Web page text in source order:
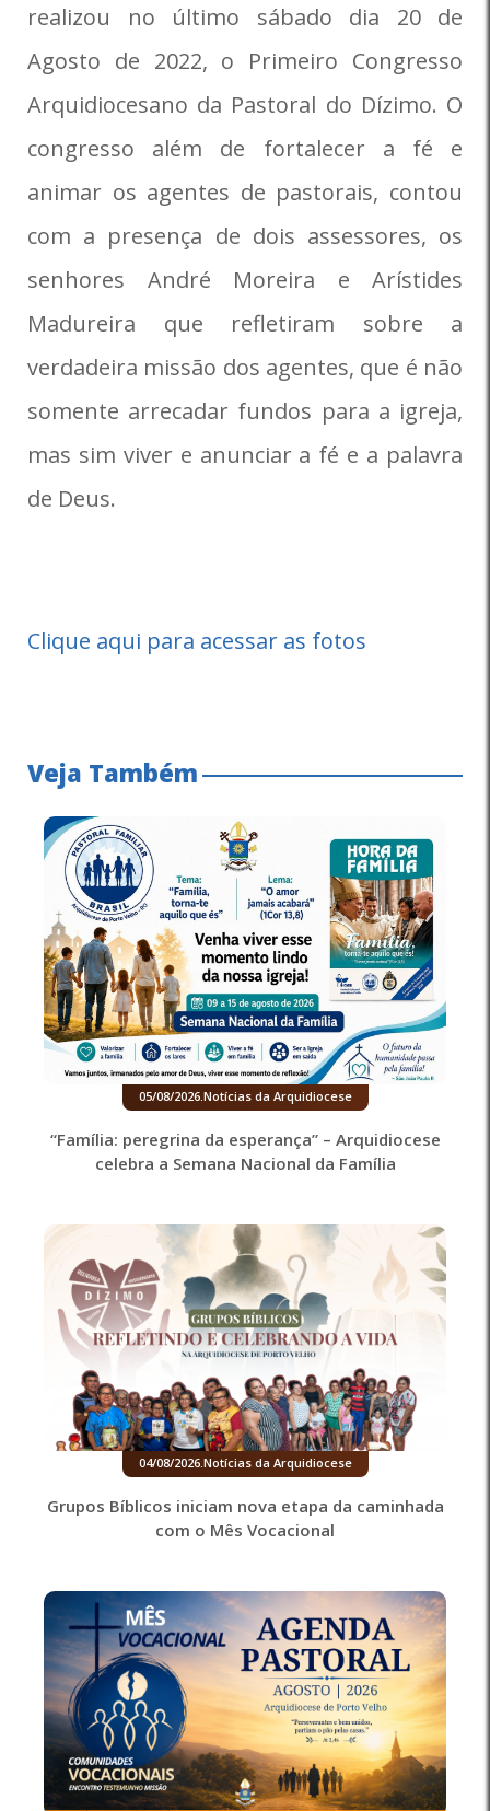
realizou no último sábado dia 20 de
Agosto de 2022, o Primeiro Congresso
Arquidiocesano da Pastoral do Dízimo. O
congresso além de fortalecer a fé e
animar os agentes de pastorais, contou
com a presença de dois assessores, os
senhores André Moreira e Arístides
Madureira que refletiram sobre a
verdadeira missão dos agentes, que é não
somente arrecadar fundos para a igreja,
mas sim viver e anunciar a fé e a palavra
de Deus.
Clique aqui para acessar as fotos
Veja Também
05/08/2026. Notícias da Arquidiocese
“Família: peregrina da esperança” – Arquidiocese
celebra a Semana Nacional da Família
04/08/2026. Notícias da Arquidiocese
Grupos Bíblicos iniciam nova etapa da caminhada
com o Mês Vocacional